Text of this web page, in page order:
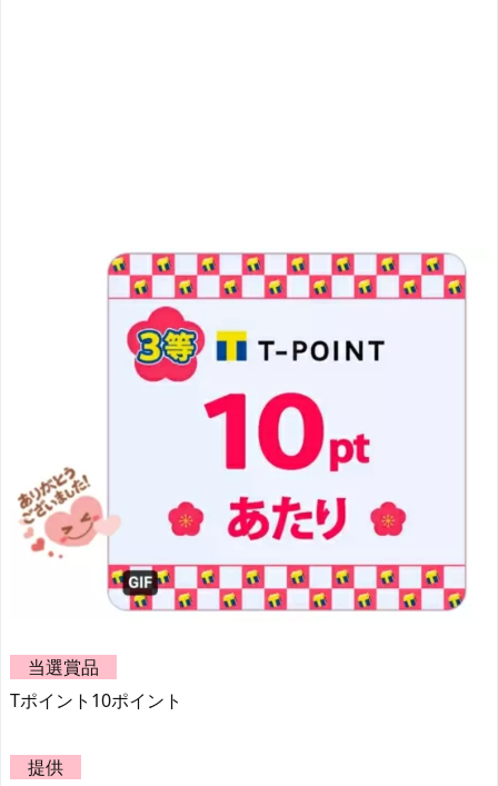
当選賞品
Tポイント10ポイント
提供